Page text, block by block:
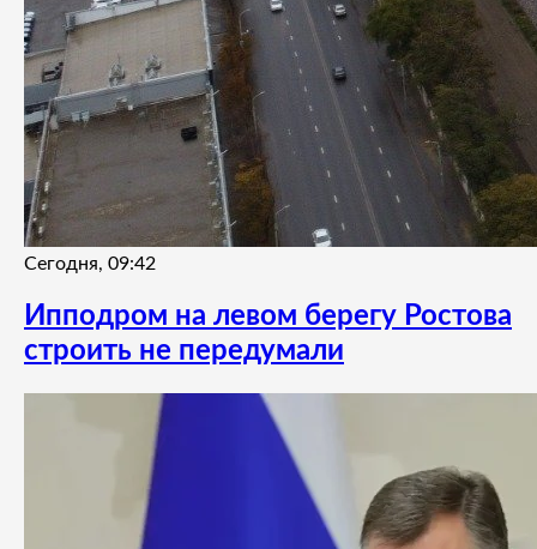
Сегодня, 09:42
Ипподром на левом берегу Ростова
строить не передумали